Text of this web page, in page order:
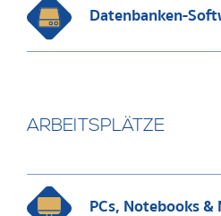
Datenbanken-
ARBEITSPLÄTZE
PCs, Notebooks